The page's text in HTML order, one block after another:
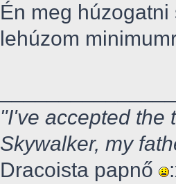
Én meg
lehúzom
"I've accepted the
Skywalker, my
Dracoista papnő